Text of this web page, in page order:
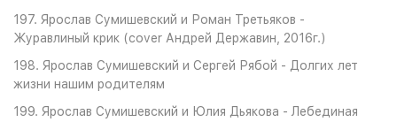
197. Ярослав Сумишевский и Роман Третьяков -
Журавлиный крик (cover Андрей Державин, 2016г.)
198. Ярослав Сумишевский и Сергей Рябой - Долгих лет
жизни нашим родителям
199. Ярослав Сумишевский и Юлия Дьякова - Лебединая